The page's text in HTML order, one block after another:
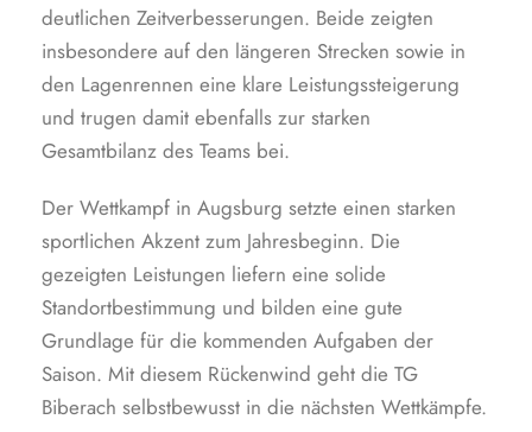
deutlichen Zeitverbesserungen. Beide zeigten
insbesondere auf den längeren Strecken sowie in
den Lagenrennen eine klare Leistungssteigerung
und trugen damit ebenfalls zur starken
Gesamtbilanz des Teams bei.
Der Wettkampf in Augsburg setzte einen starken
sportlichen Akzent zum Jahresbeginn. Die
gezeigten Leistungen liefern eine solide
Standortbestimmung und bilden eine gute
Grundlage für die kommenden Aufgaben der
Saison. Mit diesem Rückenwind geht die TG
Biberach selbstbewusst in die nächsten Wettkämpfe.